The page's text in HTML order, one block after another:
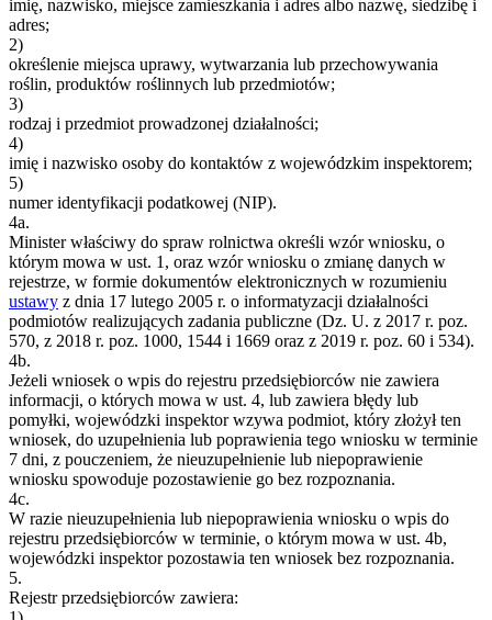
imię, nazwisko, miejsce zamieszkania i adres albo nazwę, siedzibę i
adres;
2)
określenie miejsca uprawy, wytwarzania lub przechowywania
roślin, produktów roślinnych lub przedmiotów;
3)
rodzaj i przedmiot prowadzonej działalności;
4)
imię i nazwisko osoby do kontaktów z wojewódzkim inspektorem;
5)
numer identyfikacji podatkowej (NIP).
4a.
Minister właściwy do spraw rolnictwa określi wzór wniosku, o
którym mowa w ust. 1, oraz wzór wniosku o zmianę danych w
rejestrze, w formie dokumentów elektronicznych w rozumieniu
ustawy z dnia 17 lutego 2005 r. o informatyzacji działalności
podmiotów realizujących zadania publiczne (Dz. U. z 2017 r. poz.
570, z 2018 r. poz. 1000, 1544 i 1669 oraz z 2019 r. poz. 60 i 534).
4b.
Jeżeli wniosek o wpis do rejestru przedsiębiorców nie zawiera
informacji, o których mowa w ust. 4, lub zawiera błędy lub
pomyłki, wojewódzki inspektor wzywa podmiot, który złożył ten
wniosek, do uzupełnienia lub poprawienia tego wniosku w terminie
7 dni, z pouczeniem, że nieuzupełnienie lub niepoprawienie
wniosku spowoduje pozostawienie go bez rozpoznania.
4c.
W razie nieuzupełnienia lub niepoprawienia wniosku o wpis do
rejestru przedsiębiorców w terminie, o którym mowa w ust. 4b,
wojewódzki inspektor pozostawia ten wniosek bez rozpoznania.
5.
Rejestr przedsiębiorców zawiera: